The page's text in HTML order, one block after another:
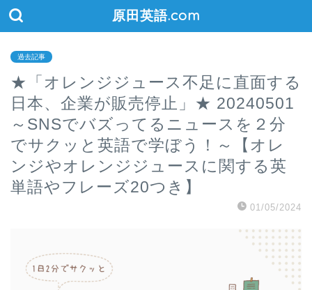
原田英語.com
過去記事
★「オレンジジュース不足に直面する
日本、企業が販売停止」★ 20240501
～SNSでバズってるニュースを２分
でサクッと英語で学ぼう！～【オレ
ンジやオレンジジュースに関する英
単語やフレーズ20つき】
01/05/2024